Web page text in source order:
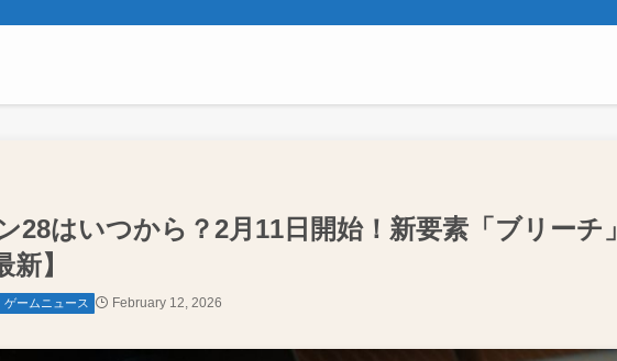
28はいつから？2月11日開始！新要素「ブリーチ」
】
ゲームニュース February 12, 2026